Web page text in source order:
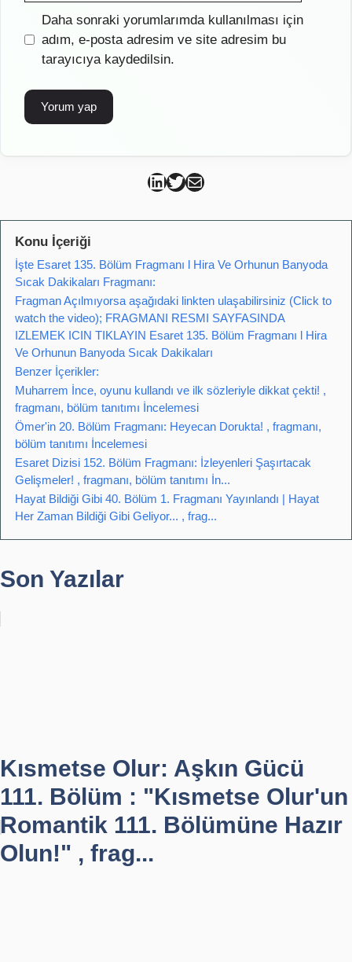
İnternet
sitesi
Daha sonraki yorumlarımda kullanılması için
adım, e-posta adresim ve site adresim bu
tarayıcıya kaydedilsin.
Can Kütahya Linkedin
Can Kütahya Twitter
Can Kütahya Mail
Konu İçeriği
İşte Esaret 135. Bölüm Fragmanı l Hira Ve Orhunun Banyoda
Sıcak Dakikaları Fragmanı:
Fragman Açılmıyorsa aşağıdaki linkten ulaşabilirsiniz (Click to
watch the video); FRAGMANI RESMI SAYFASINDA
IZLEMEK ICIN TIKLAYIN Esaret 135. Bölüm Fragmanı l Hira
Ve Orhunun Banyoda Sıcak Dakikaları
Benzer İçerikler:
Muharrem İnce, oyunu kullandı ve ilk sözleriyle dikkat çekti! ,
fragmanı, bölüm tanıtımı İncelemesi
Ömer'in 20. Bölüm Fragmanı: Heyecan Dorukta! , fragmanı,
bölüm tanıtımı İncelemesi
Esaret Dizisi 152. Bölüm Fragmanı: İzleyenleri Şaşırtacak
Gelişmeler! , fragmanı, bölüm tanıtımı İn...
Hayat Bildiği Gibi 40. Bölüm 1. Fragmanı Yayınlandı | Hayat
Her Zaman Bildiği Gibi Geliyor... , frag...
Son Yazılar
Kısmetse Olur: Aşkın Gücü
111. Bölüm : "Kısmetse Olur'un
Romantik 111. Bölümüne Hazır
Olun!" , frag...